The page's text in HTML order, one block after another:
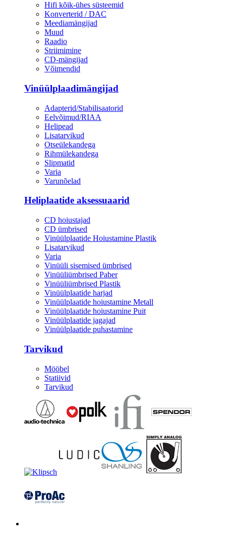
Hifi kõik-ühes süsteemid
Konverterid / DAC
Meediamängijad
Muud
Raadio
Striimimine
CD-mängijad
Võimendid
Vinüülplaadimängijad
Adapterid/Stabilisaatorid
Eelvõimud/RIAA
Helipead
Lisatarvikud
Otseülekandega
Rihmülekandega
Slipmatid
Varia
Varunõelad
Heliplaatide aksessuaarid
CD hoiustajad
CD ümbrised
Vinüülplaatide Hoiustamine Plastik
Lisatarvikud
Varia
Vinüüli sisemised ümbrised
Vinüüliümbrised Paber
Vinüüliümbrised Plastik
Vinüülplaatide harjad
Vinüülplaatide hoiustamine Metall
Vinüülplaatide hoiustamine Puit
Vinüülplaatide jagajad
Vinüülplaatide puhastamine
Tarvikud
Mööbel
Statiivid
Tarvikud